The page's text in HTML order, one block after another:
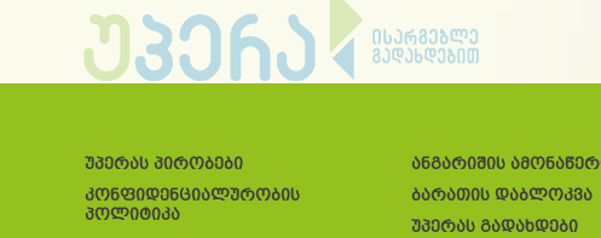
უპერას პირობები
კონფიდენციალურობის
პოლიტიკა
ანგარიშის
ბარათის დაბლოკვა
უპერას გადახდები